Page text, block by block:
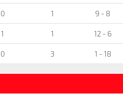
0 1 9 - 8
1 1 12 - 6
0 3 1 - 18